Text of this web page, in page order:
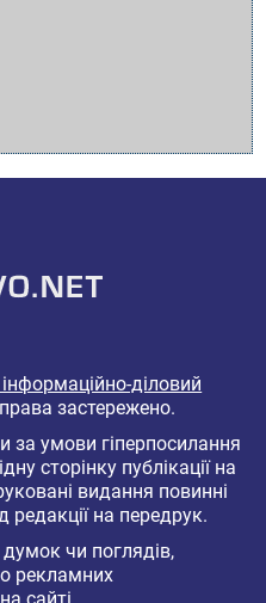
діловий
права застережено.
за умови гіперпосилання
сторінку публікації на
видання повинні
редакції на передрук.
чи поглядів,
рекламних